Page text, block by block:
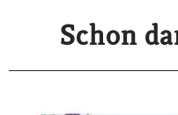
Schon